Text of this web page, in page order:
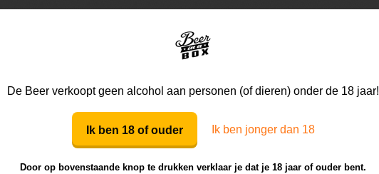
Mijn review bij dit bier
De Beer verkoopt geen alcohol aan personen (of dieren) onder de 18 jaar!
Ik ben 18 of ouder Ik ben jonger dan 18
Door op bovenstaande knop te drukken verklaar je dat je 18 jaar of ouder bent.